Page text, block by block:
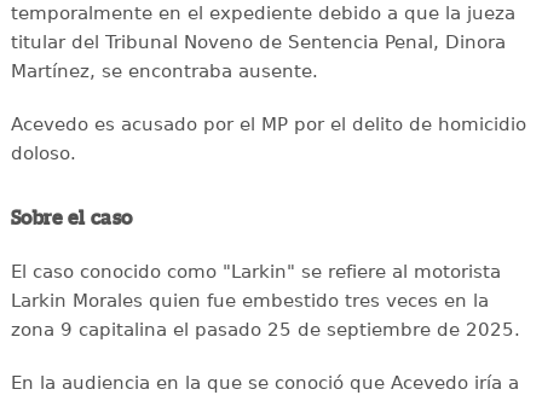
temporalmente en el expediente debido a que la jueza
titular del Tribunal Noveno de Sentencia Penal, Dinora
Martínez, se encontraba ausente.
Acevedo es acusado por el MP por el delito de homicidio
doloso.
Sobre el caso
El caso conocido como "Larkin" se refiere al motorista
Larkin Morales quien fue embestido tres veces en la
zona 9 capitalina el pasado 25 de septiembre de 2025.
En la audiencia en la que se conoció que Acevedo iría a